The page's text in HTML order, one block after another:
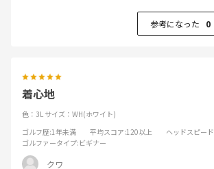
参考になった 0
着心地
色：3L サイズ：WH(ホワイト)
ゴルフ歴:1年未満 平均スコア:120以上 ヘッドスピード
ゴルファータイプ:ビギナー
クワ